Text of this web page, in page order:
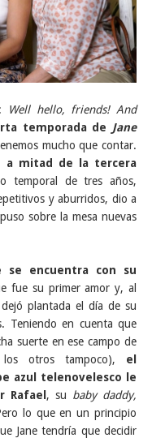
Well hello, friends! And
temporada de Jane
mucho que contar.
a mitad de la tercera
temporal de tres años,
y aburridos, dio a
sobre la mesa nuevas
se encuentra con su
fue su primer amor y, al
plantada el día de su
Teniendo en cuenta que
suerte en ese campo de
otros tampoco), el
azul telenovelesco le
Rafael , su baby daddy,
lo que en un principio
Jane tendría que decidir